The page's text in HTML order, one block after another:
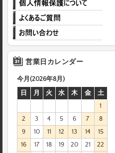
営業日カレンダー
今月(2026年8月)
日
月 火 水 木 金
土
1
2
3 4 5 6 7
8
9
10 11 12 13 14
15
16
17 18 19 20 21
22